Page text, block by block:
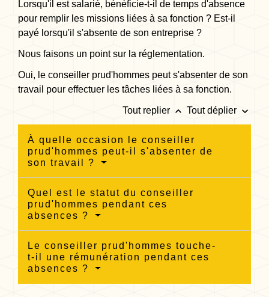
Lorsqu'il est salarié, bénéficie-t-il de temps d'absence
pour remplir les missions liées à sa fonction ? Est-il
payé lorsqu'il s'absente de son entreprise ?
Nous faisons un point sur la réglementation.
Oui, le conseiller prud'hommes peut s'absenter de son
travail pour effectuer les tâches liées à sa fonction.
Tout replier keyboard_arrow_up Tout déplier keyboard_arrow_down
À quelle occasion le conseiller
prud'hommes peut-il s'absenter de
son travail ?
Quel est le statut du conseiller
prud'hommes pendant ces
absences ?
Le conseiller prud'hommes touche-
t-il une rémunération pendant ces
absences ?